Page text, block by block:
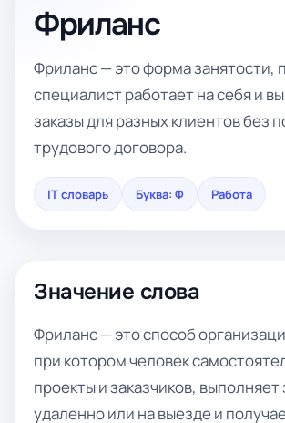
Фриланс
Фриланс — это форма занятости,
специалист работает на себя и
заказы для разных клиентов без
трудового договора.
IT словарь Буква: Ф Работа
Значение слова
Фриланс — это способ
при котором человек
проекты и заказчиков, выполняет
удаленно или на выезде и